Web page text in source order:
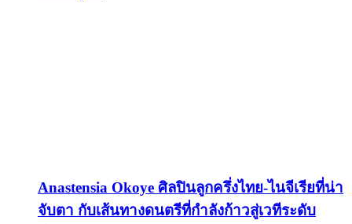
Anastensia Okoye ศิลปินลูกครึ่งไทย-ไนจีเรียที่น่า
จับตา กับเส้นทางดนตรีที่กำลังก้าวสู่เวทีระดับ